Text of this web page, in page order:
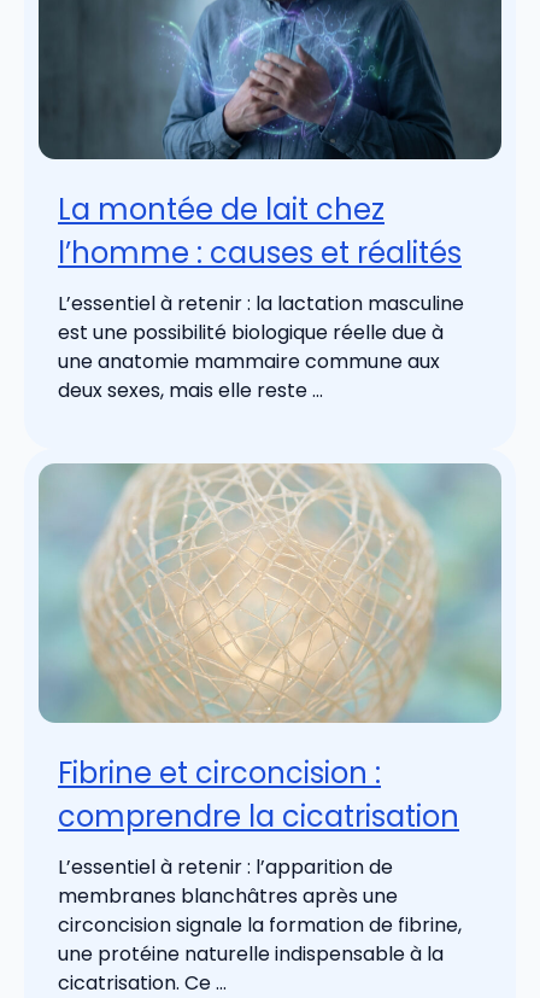
La montée de lait chez
l’homme : causes et réalités
L’essentiel à retenir : la lactation masculine
est une possibilité biologique réelle due à
une anatomie mammaire commune aux
deux sexes, mais elle reste ...
Fibrine et circoncision :
comprendre la cicatrisation
L’essentiel à retenir : l’apparition de
membranes blanchâtres après une
circoncision signale la formation de fibrine,
une protéine naturelle indispensable à la
cicatrisation. Ce ...